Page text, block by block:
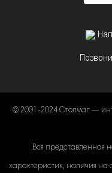
© 2001-2024 Столмаг —
Вся представленная
характеристик, наличия на